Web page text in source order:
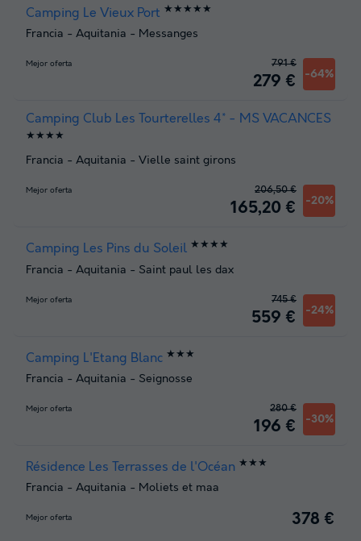
Camping Le Vieux Port ★★★★★
Francia - Aquitania - Messanges
Mejor oferta
279 € -64%
791 €
Camping Club Les Tourterelles 4* - MS VACANCES
★★★★
Francia - Aquitania - Vielle saint girons
Mejor oferta
165,20 € -20%
206,50 €
Camping Les Pins du Soleil ★★★★
Francia - Aquitania - Saint paul les dax
Mejor oferta
559 € -24%
745 €
Camping L'Etang Blanc ★★★
Francia - Aquitania - Seignosse
Mejor oferta
196 € -30%
280 €
Résidence Les Terrasses de l'Océan ★★★
Francia - Aquitania - Moliets et maa
Mejor oferta 378 €